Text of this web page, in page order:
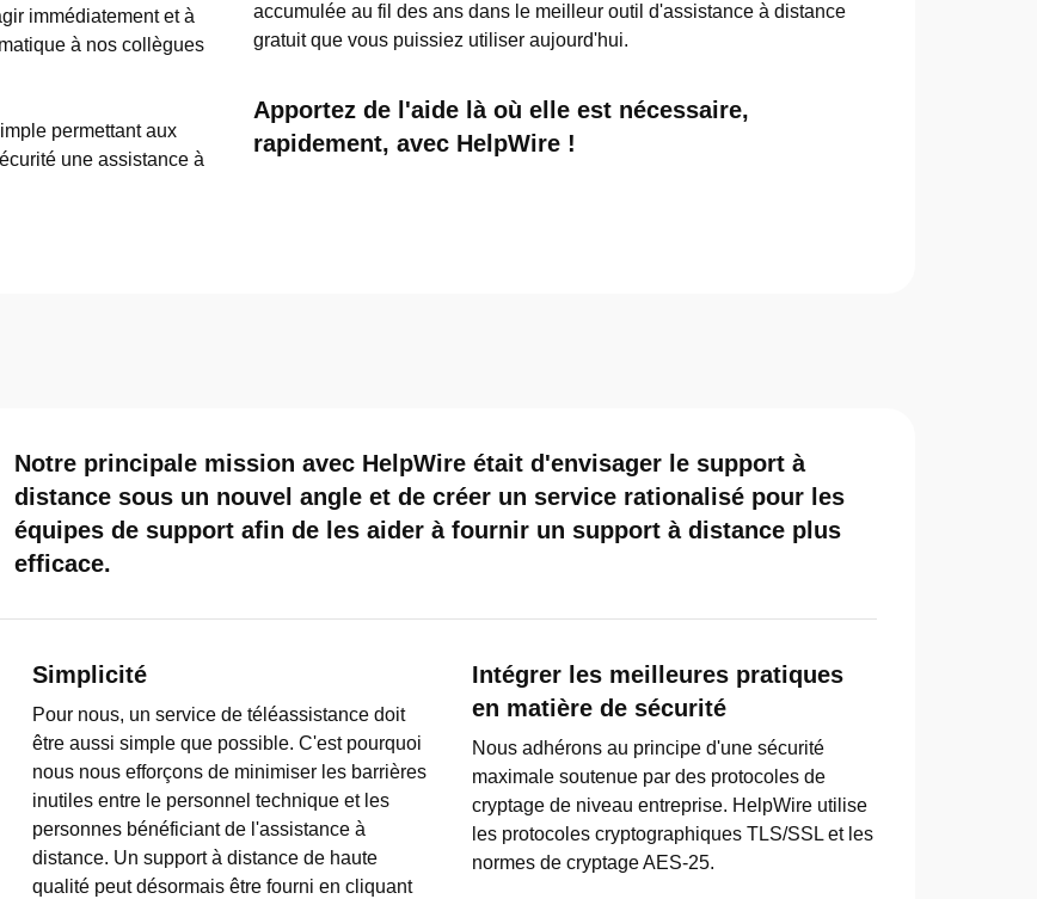
immédiatement et à
à nos collègues
permettant aux
une assistance à
accumulée au fil des ans dans le meilleur outil d'assistance à distance
gratuit que vous puissiez utiliser aujourd'hui.
Apportez de l'aide là où elle est nécessaire,
rapidement, avec HelpWire !
Notre principale mission avec HelpWire était d'envisager le support à
distance sous un nouvel angle et de créer un service rationalisé pour les
équipes de support afin de les aider à fournir un support à distance plus
efficace.
Simplicité
Pour nous, un service de téléassistance doit
être aussi simple que possible. C'est pourquoi
nous nous efforçons de minimiser les barrières
inutiles entre le personnel technique et les
personnes bénéficiant de l'assistance à
distance. Un support à distance de haute
qualité peut désormais être fourni en cliquant
Intégrer les meilleures pratiques
en matière de sécurité
Nous adhérons au principe d'une sécurité
maximale soutenue par des protocoles de
cryptage de niveau entreprise. HelpWire utilise
les protocoles cryptographiques TLS/SSL et les
normes de cryptage AES-25.